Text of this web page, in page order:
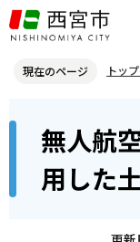
こ
の
ジ
頭
現在のページ トッ
無人航空機（ドローン
無人航
用した